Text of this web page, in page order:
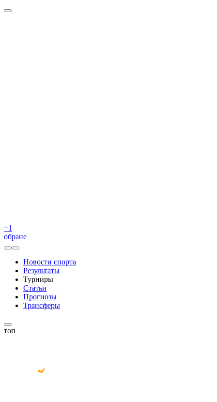
+1
обране
Новости спорта
Результаты
Турниры
Статьи
Прогнозы
Трансферы
топ